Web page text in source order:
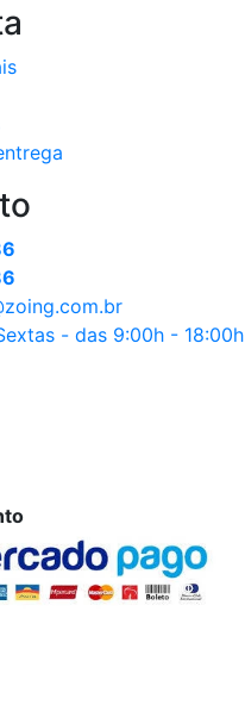
- das 9:00h - 18:00h